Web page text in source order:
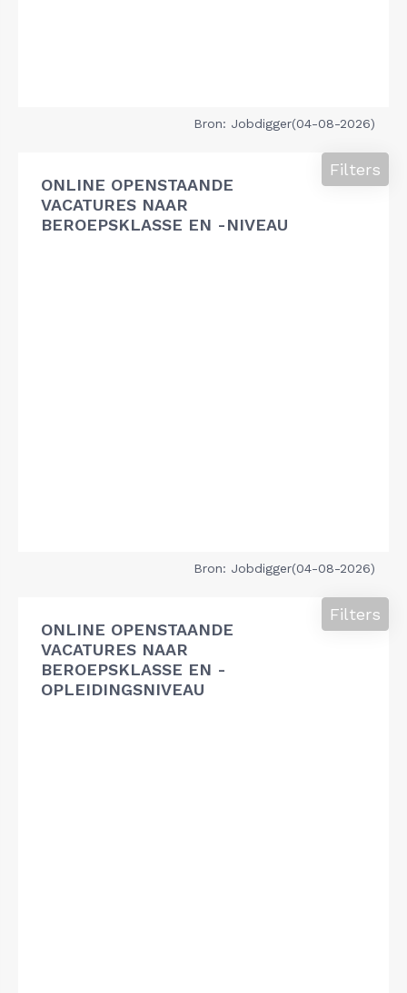
Bron: Jobdigger(04-08-2026)
ONLINE OPENSTAANDE
VACATURES NAAR
BEROEPSKLASSE EN -NIVEAU
Filters
Bron: Jobdigger(04-08-2026)
ONLINE OPENSTAANDE
VACATURES NAAR
BEROEPSKLASSE EN -
OPLEIDINGSNIVEAU
Filters